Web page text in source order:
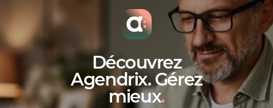
Découvrez
Agendrix. Gérez
mieux.